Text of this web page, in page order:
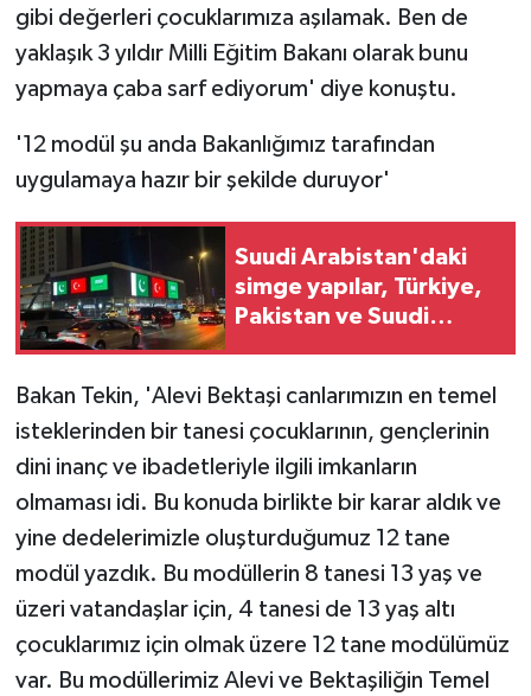
gibi değerleri çocuklarımıza aşılamak. Ben de
yaklaşık 3 yıldır Milli Eğitim Bakanı olarak bunu
yapmaya çaba sarf ediyorum' diye konuştu.
'12 modül şu anda Bakanlığımız tarafından
uygulamaya hazır bir şekilde duruyor'
Suudi Arabistan'daki
simge yapılar, Türkiye,
Pakistan ve Suudi
Bakan Tekin, 'Alevi Bektaşi canlarımızın en temel
isteklerinden bir tanesi çocuklarının, gençlerinin
dini inanç ve ibadetleriyle ilgili imkanların
olmaması idi. Bu konuda birlikte bir karar aldık ve
yine dedelerimizle oluşturduğumuz 12 tane
modül yazdık. Bu modüllerin 8 tanesi 13 yaş ve
üzeri vatandaşlar için, 4 tanesi de 13 yaş altı
çocuklarımız için olmak üzere 12 tane modülümüz
var. Bu modüllerimiz Alevi ve Bektaşiliğin Temel